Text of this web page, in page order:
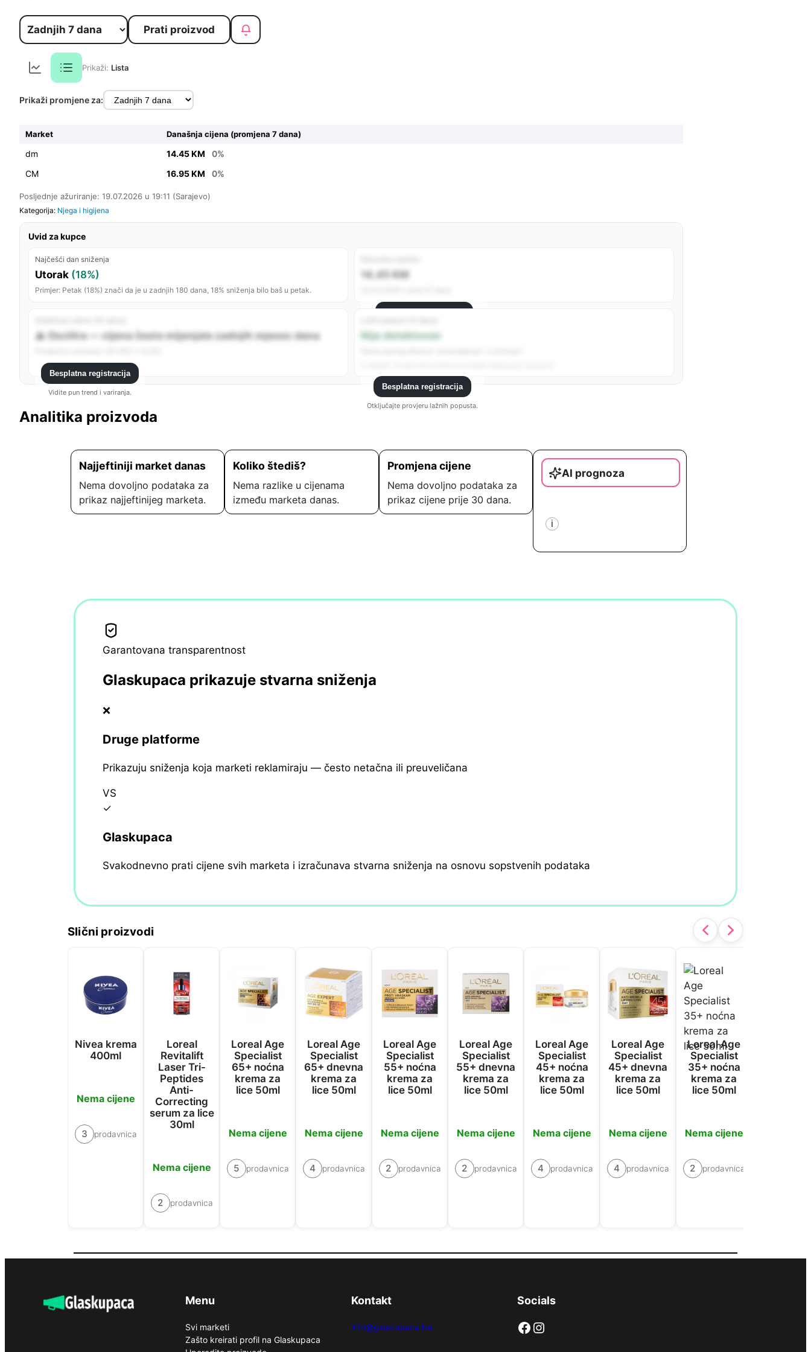
Prati proizvod
Prikaži: Lista
Prikaži promjene za:
Market Današnja cijena (promjena 7 dana)
dm 14.45 KM
0%
CM
16.95 KM 0%
Posljednje ažuriranje: 19.07.2026 u 19:11 (Sarajevo)
Kategorija: Njega i higijena
Uvid za kupce
Najčešći dan sniženja
Utorak (18%)
Primjer: Petak (18%) znači da je u zadnjih 180 dana, 18% sniženja bilo baš u petak.
14,45 KM
Registrujte se da vidite sve analitike.
⚠️ Oscilira — cijena često mijenjala zadnjih mjesec dana
Besplatna registracija
Vidite pun trend i variranja.
Nije detektovan
Besplatna registracija
Otključajte provjeru lažnih popusta.
Analitika proizvoda
Najjeftiniji market danas
Nema dovoljno podataka za
prikaz najjeftinijeg marketa.
Koliko štediš?
Nema razlike u cijenama
između marketa danas.
Promjena cijene
Nema dovoljno podataka za
prikaz cijene prije 30 dana.
AI prognoza
i
Garantovana transparentnost
Glaskupaca prikazuje stvarna sniženja
❌
Druge platforme
Prikazuju sniženja koja marketi reklamiraju — često netačna ili preuveličana
VS
✓
Glaskupaca
Svakodnevno prati cijene svih marketa i izračunava stvarna sniženja na osnovu sopstvenih podataka
Slični proizvodi
Nivea krema
400ml
Nema cijene
3 prodavnica
Loreal
Revitalift
Laser Tri-
Peptides
Anti-
Correcting
serum za lice
30ml
Nema cijene
2 prodavnica
Loreal Age
Specialist
65+ noćna
krema za
lice 50ml
Nema cijene
5 prodavnica
Loreal Age
Specialist
65+ dnevna
krema za
lice 50ml
Nema cijene
4 prodavnica
Loreal Age
Specialist
55+ noćna
krema za
lice 50ml
Nema cijene
2 prodavnica
Loreal Age
Specialist
55+ dnevna
krema za
lice 50ml
Nema cijene
2 prodavnica
Loreal Age
Specialist
45+ noćna
krema za
lice 50ml
Nema cijene
4 prodavnica
Loreal Age
Specialist
45+ dnevna
krema za
lice 50ml
Nema cijene
4 prodavnica
Loreal Age
Specialist
35+ noćna
krema za
lice 50ml
Nema cijene
2 prodavnica
Menu
Svi marketi
Zašto kreirati profil na Glaskupaca
Kontakt
info@glaskupaca.ba
Socials
Facebook Instagram